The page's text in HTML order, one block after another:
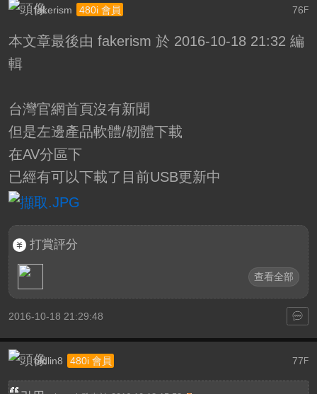
76F
fakerism 480i 會員
本文章最後由 fakerism 於 2016-10-18 21:32 編
輯
台灣官網首頁沒有新聞
但是左邊產品軟體/韌體下載
在AV分區下
已經有可以下載了目前USB更新中
打賞評分
查看全部
2016-10-18 21:29:48
77 F
oldlin8 480i 會員